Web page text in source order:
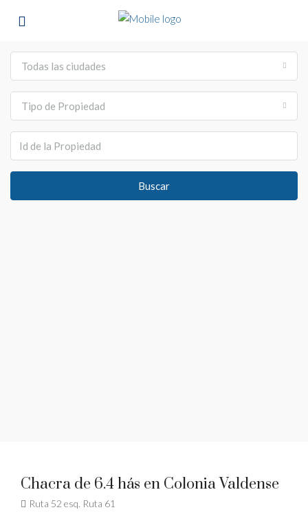
Todas las ciudades
Tipo de Propiedad
Buscar
Chacra de 6.4 hás en Colonia Valdense
Ruta 52 esq. Ruta 61